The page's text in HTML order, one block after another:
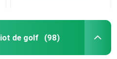
de golf (98)